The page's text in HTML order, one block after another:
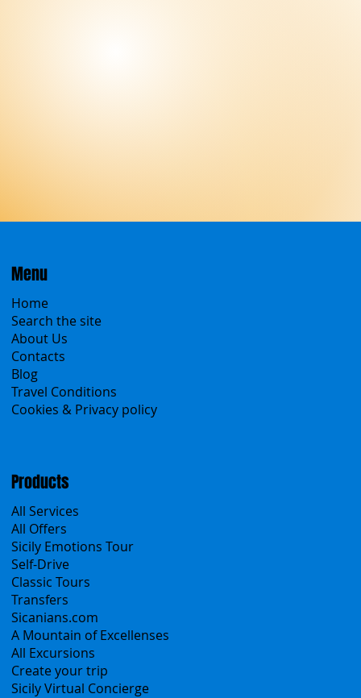
Menu
Home
Search the site
About Us
Contacts
Blog
Travel Conditions
Cookies & Privacy policy
Products
All Services
All Offers
Sicily Emotions Tour
Self-Drive
Classic Tours
Transfers
Sicanians.com
A Mountain of Excellenses
All Excursions
Create your trip
Sicily Virtual Concierge